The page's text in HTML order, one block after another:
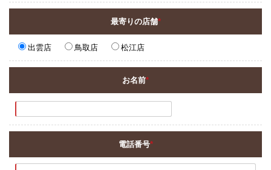
最寄りの店舗*
出雲店 鳥取店 松江店
お名前*
電話番号*